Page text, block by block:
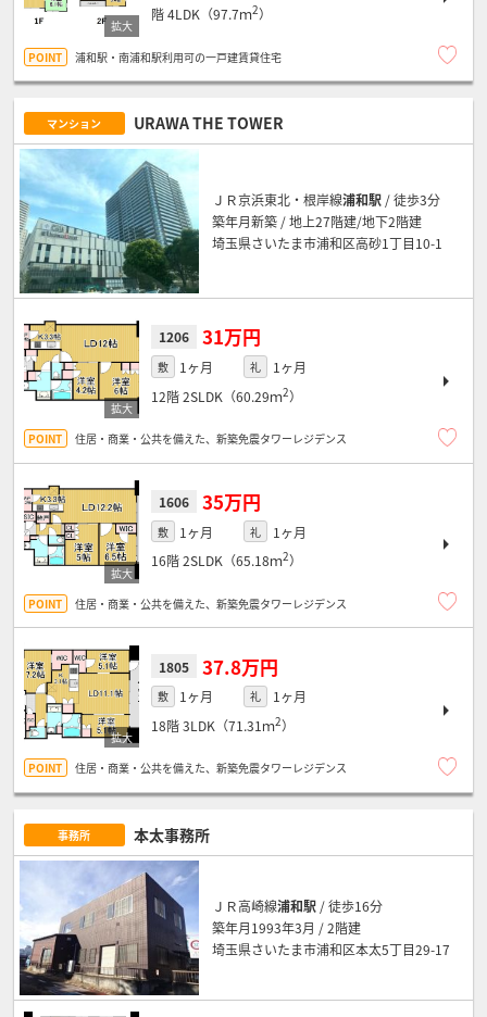
階4LDK（97.7ｍ2）
浦和駅・南浦和駅利用可の一戸建賃貸住宅
マンション URAWA THE TOWER
ＪＲ京浜東北・根岸線浦和駅 / 徒歩3分
築年月新築 / 地上27階建/地下2階建
埼玉県さいたま市浦和区高砂1丁目10-1
1206 31万円
敷 1ヶ月 礼
1ヶ月
12階2SLDK（60.29ｍ2）
住居・商業・公共を備えた、新築免震タワーレジデンス
1606 35万円
敷 1ヶ月 礼
1ヶ月
16階2SLDK（65.18ｍ2）
住居・商業・公共を備えた、新築免震タワーレジデンス
1805 37.8万円
敷 1ヶ月 礼
1ヶ月
18階3LDK（71.31ｍ2）
住居・商業・公共を備えた、新築免震タワーレジデンス
事務所 本太事務所
ＪＲ高崎線浦和駅 / 徒歩16分
築年月1993年3月 / 2階建
埼玉県さいたま市浦和区本太5丁目29-17